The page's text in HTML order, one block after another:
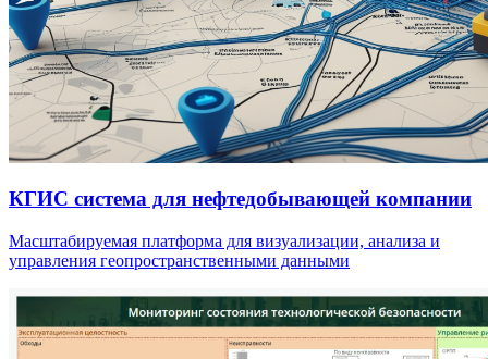
КГИС система для нефтедобывающей компании
Масштабируемая платформа для визуализации, анализа и
управления геопространственными данными